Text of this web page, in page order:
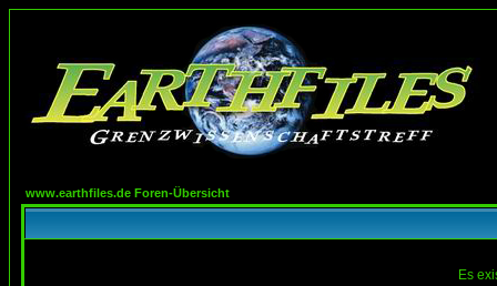
www.earthfiles.de Foren-Übersicht
Es